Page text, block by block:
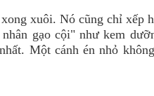
xuôi. Nó cũng chỉ xếp
gạo cội" như kem
Một cánh én nhỏ